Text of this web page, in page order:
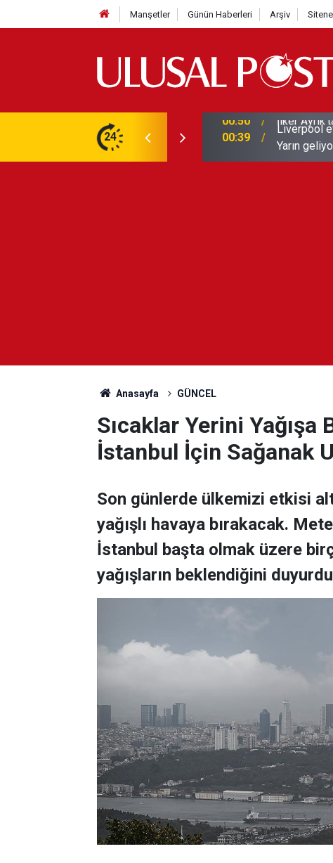
Manşetler Günün Haberleri Arşiv
24 00:39
Liverpool
Yarın
Anasayfa GÜNCEL
Sıcaklar Yerini Yağışa
İstanbul İçin Sağanak
Son günlerde ülkemizi etkisi
yağışlı havaya bırakacak.
İstanbul başta olmak üzere
yağışların beklendiğini